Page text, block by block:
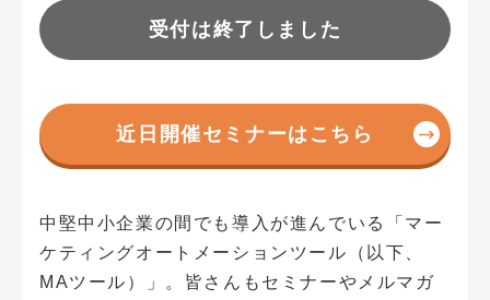
受付は終了しました
近日開催セミナーはこちら
中堅中小企業の間でも導入が進んでいる「マー
ケティングオートメーションツール（以下、
MAツール）」。皆さんもセミナーやメルマガ